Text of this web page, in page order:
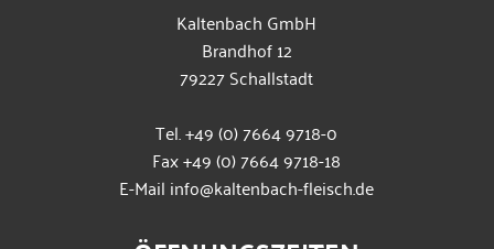
Kaltenbach GmbH
Brandhof 12
79227 Schallstadt
Tel.+49 (0) 7664 9718-0
Fax +49 (0) 7664 9718-18
E-Mail info@kaltenbach-fleisch.de